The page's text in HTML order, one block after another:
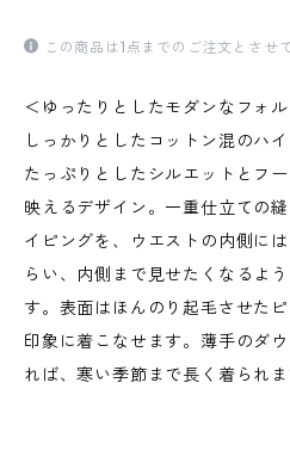
この商品は1点までのご注文とさせ
＜ゆったりとしたモダンなフォ
しっかりとしたコットン混のハ
たっぷりとしたシルエットとフ
映えるデザイン。一重仕立ての
イピングを、ウエストの内側に
らい、内側まで見せたくなるよ
す。表面はほんのり起毛させた
印象に着こなせます。薄手のダ
れば、寒い季節まで長く着られま